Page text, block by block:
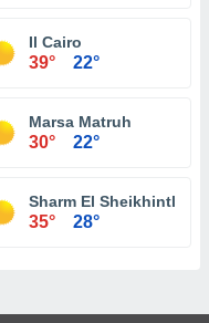
Il Cairo
39° 22°
Marsa Matruh
30° 22°
Sharm El Sheikhintl
35° 28°